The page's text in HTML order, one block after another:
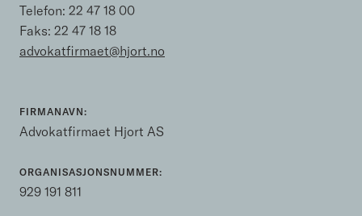
Telefon: 22 47 18 00
Faks: 22 47 18 18
advokatfirmaet@hjort.no
FIRMANAVN:
Advokatfirmaet Hjort AS
ORGANISASJONSNUMMER:
929 191 811